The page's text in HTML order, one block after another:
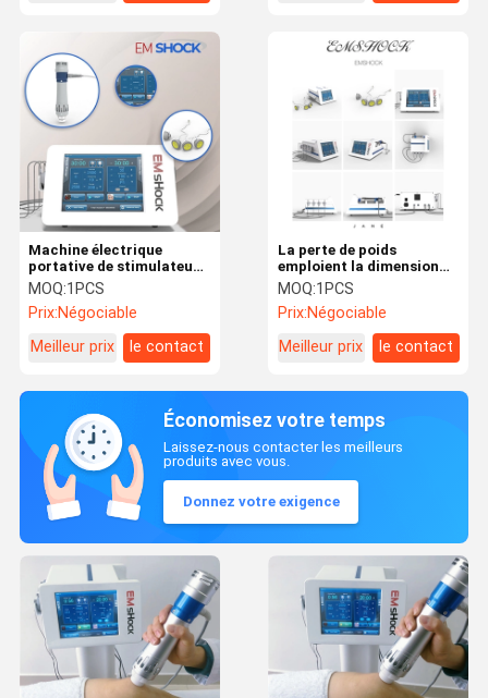
Machine électrique
portative de stimulateur
de muscle, 5 taille
différente SME
amincissant la machine
MOQ:1PCS
Prix:Négociable
Meilleur prix
le contact
La perte de poids
emploient la dimension
compacte de muscle de
machine électrique de
stimulation
MOQ:1PCS
Prix:Négociable
Meilleur prix
le contact
Économisez votre temps
Laissez-nous contacter les meilleurs
produits avec vous.
Donnez votre exigence